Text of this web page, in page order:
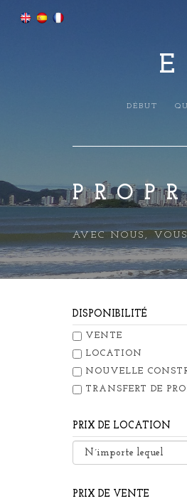
DÉBUT
AVEC NOUS,
DISPONIBILITÉ
VENTE
LOCATION
NOUVELLE
TRANSFERT DE
PRIX DE LOCATION
PRIX DE VENTE